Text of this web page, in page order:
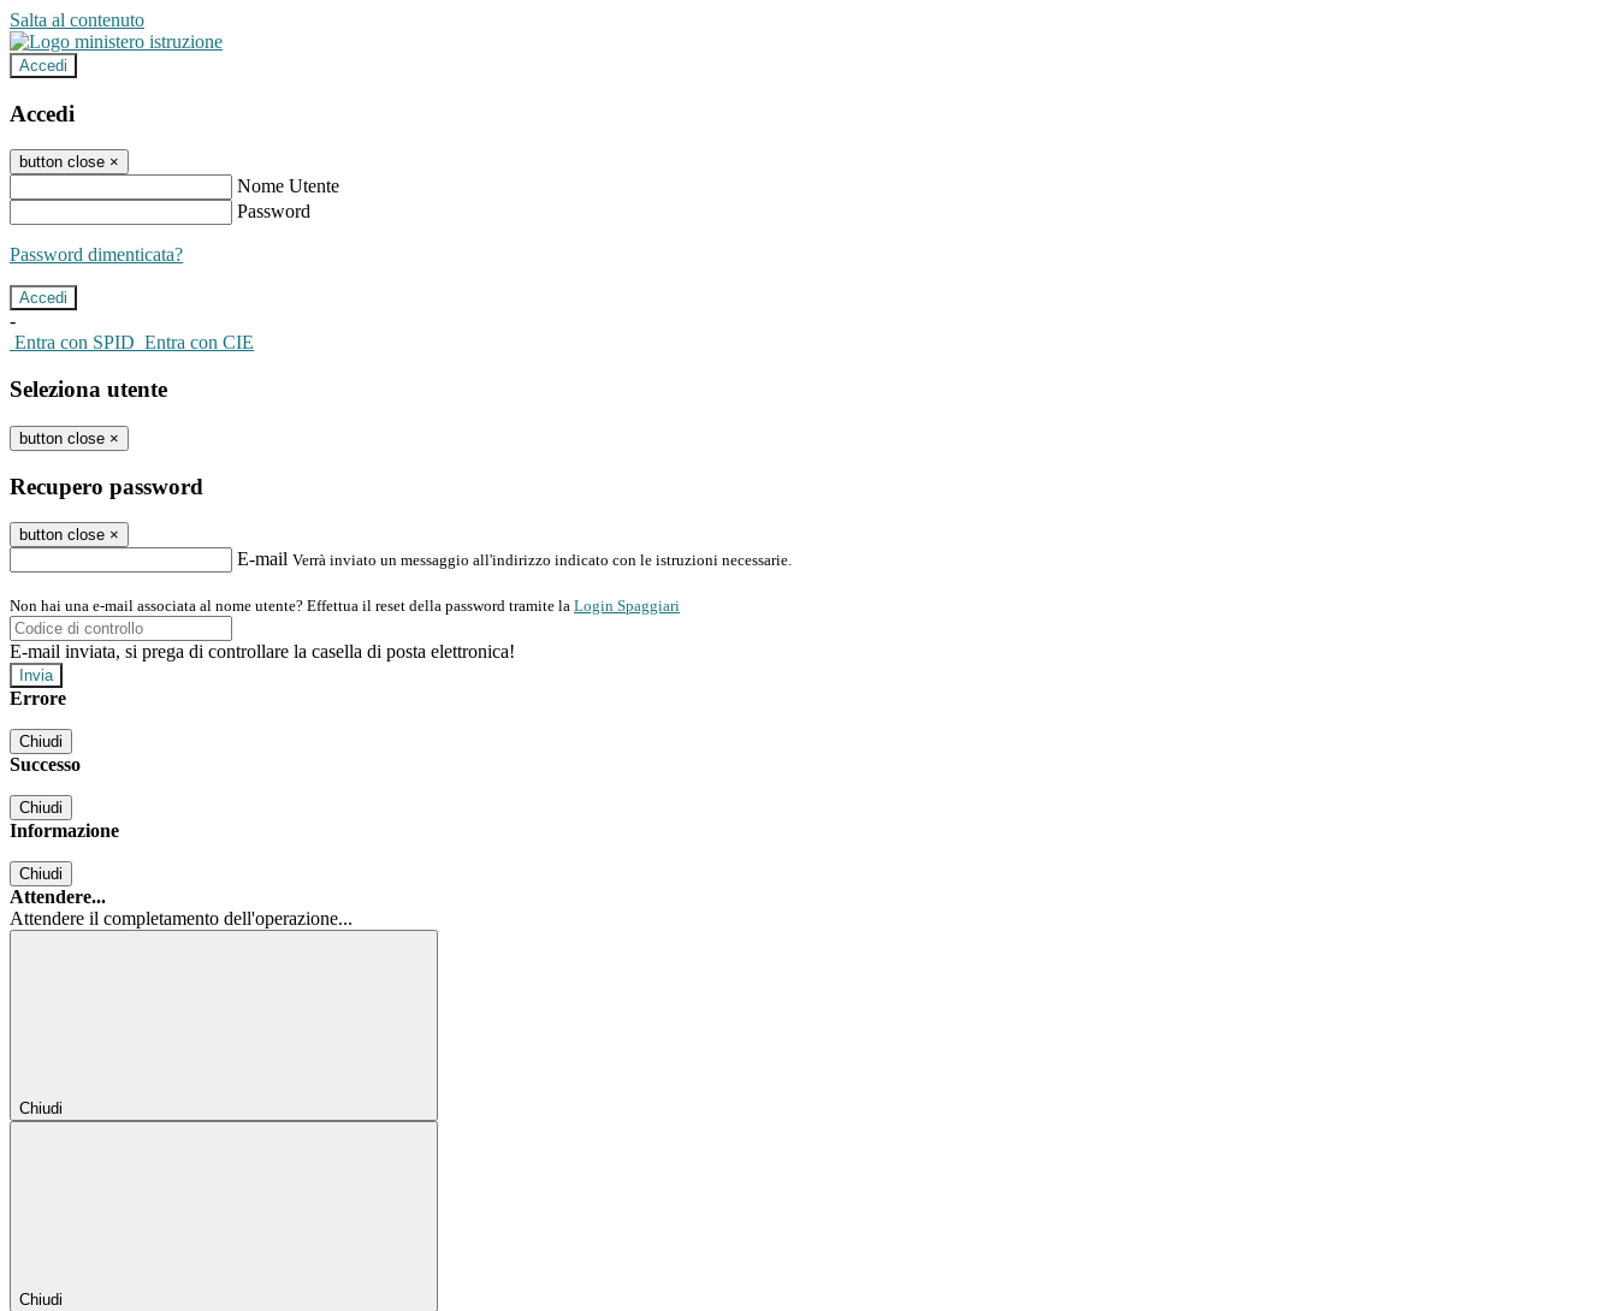
Salta al contenuto
Accedi
Accedi
button close ×
Nome Utente
Password
Password dimenticata?
-
Entra con SPID Entra con CIE
Seleziona utente
button close ×
Recupero password
button close ×
E-mail Verrà inviato un messaggio all'indirizzo indicato con le istruzioni necessarie.
Non hai una e-mail associata al nome utente? Effettua il reset della password tramite la Login Spaggiari
E-mail inviata, si prega di controllare la casella di posta elettronica!
Errore
Chiudi
Successo
Chiudi
Informazione
Chiudi
Attendere...
Attendere il completamento dell'operazione...
Chiudi
Chiudi